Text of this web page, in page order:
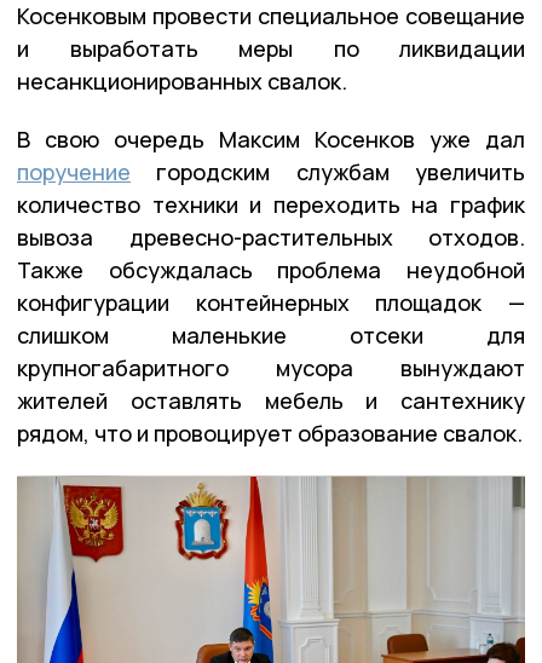
Косенковым провести специальное совещание
и выработать меры по ликвидации
несанкционированных свалок.
В свою очередь Максим Косенков уже дал
поручение городским службам увеличить
количество техники и переходить на график
вывоза древесно-растительных отходов.
Также обсуждалась проблема неудобной
конфигурации контейнерных площадок —
слишком маленькие отсеки для
крупногабаритного мусора вынуждают
жителей оставлять мебель и сантехнику
рядом, что и провоцирует образование свалок.